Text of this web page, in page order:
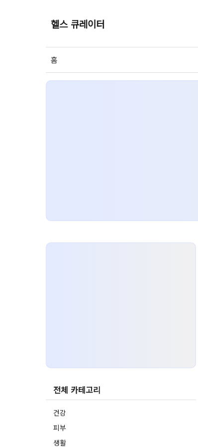
헬스 큐레이터
홈
전체 카테고리
건강
피부
생활